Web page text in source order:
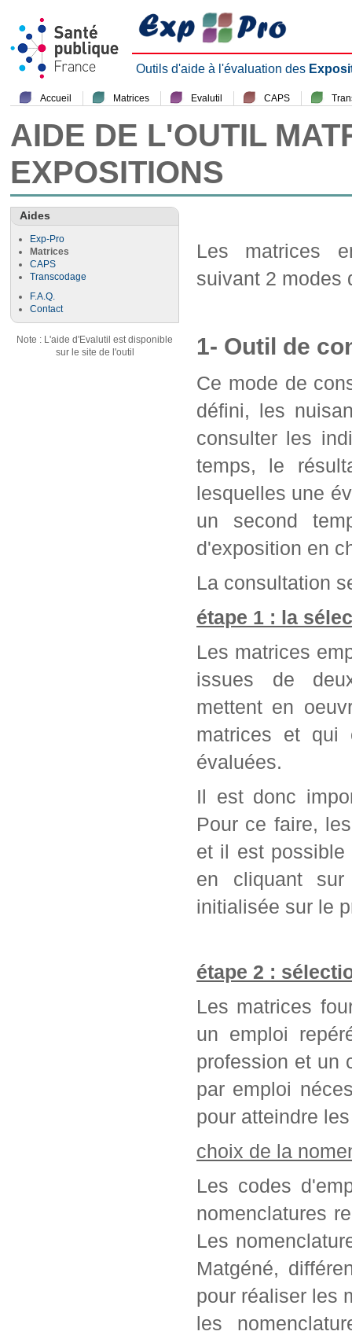
Outils d'aide à l'évaluation des
Accueil Matrices Evalutil CAPS
AIDE DE L'OUTIL
EXPOSITIONS
Aides
Exp-Pro
Matrices
CAPS
Transcodage
F.A.Q.
Contact
Note : L'aide d'Evalutil est disponible
sur le site de l'outil
Les matrices
suivant 2 modes
1- Outil de
Ce mode de
défini, les
consulter les
temps, le
lesquelles une
un second
d'exposition en
La consultation
étape 1 : la
Les matrices
issues de
mettent en
matrices et qui
évaluées.
Il est donc
Pour ce faire,
et il est possible
en cliquant
initialisée sur le
étape 2 :
Les matrices
un emploi
profession et un
par emploi
pour atteindre
choix de la
Les codes
nomenclatures
Les
Matgéné,
pour réaliser les
les